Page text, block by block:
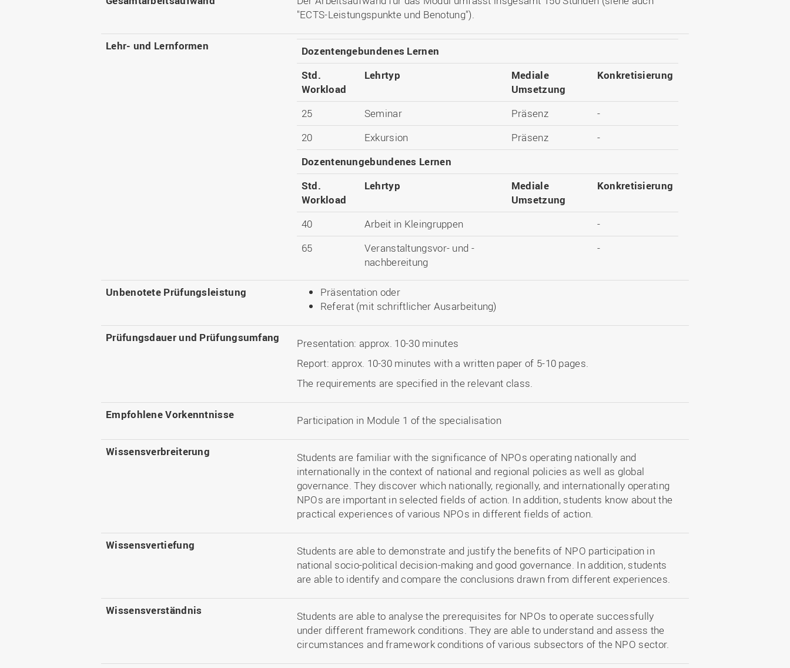
"ECTS-Leistungspunkte und Benotung").
Lehr- und Lernformen
Dozentengebundenes Lernen
Std.
Workload
Lehrtyp
Mediale
Umsetzung
Konkretisierung
25 Seminar Präsenz
-
20
Exkursion Präsenz
-
Dozentenungebundenes Lernen
Std.
Workload
Lehrtyp
Mediale
Umsetzung
Konkretisierung
40 Arbeit in Kleingruppen
-
65
Veranstaltungsvor- und -
nachbereitung
-
Unbenotete Prüfungsleistung
Präsentation oder
Referat (mit schriftlicher Ausarbeitung)
Prüfungsdauer und Prüfungsumfang
Presentation: approx. 10-30 minutes
Report: approx. 10-30 minutes with a written paper of 5-10 pages.
The requirements are specified in the relevant class.
Empfohlene Vorkenntnisse Participation in Module 1 of the specialisation
Wissensverbreiterung
Students are familiar with the significance of NPOs operating nationally and
internationally in the context of national and regional policies as well as global
governance. They discover which nationally, regionally, and internationally operating
NPOs are important in selected fields of action. In addition, students know about the
practical experiences of various NPOs in different fields of action.
Wissensvertiefung
Students are able to demonstrate and justify the benefits of NPO participation in
national socio-political decision-making and good governance. In addition, students
are able to identify and compare the conclusions drawn from different experiences.
Wissensverständnis
Students are able to analyse the prerequisites for NPOs to operate successfully
under different framework conditions. They are able to understand and assess the
circumstances and framework conditions of various subsectors of the NPO sector.